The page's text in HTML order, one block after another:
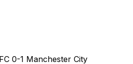
0-1 Manchester City